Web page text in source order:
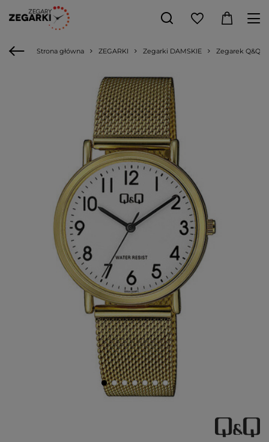
Strona główna ZEGARKI Zegarki DAMSKIE Zegarek Q&Q